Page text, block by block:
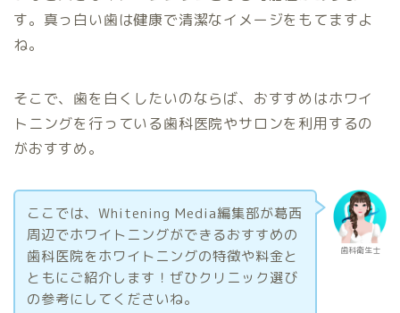
す。真っ白い歯は健康で清潔なイメージをもてますよ
ね。
そこで、歯を白くしたいのならば、おすすめはホワイ
トニングを行っている歯科医院やサロンを利用するの
がおすすめ。
歯科衛生士
ここでは、Whitening Media編集部が葛西
周辺でホワイトニングができるおすすめの
歯科医院をホワイトニングの特徴や料金と
ともにご紹介します！ぜひクリニック選び
の参考にしてくださいね。